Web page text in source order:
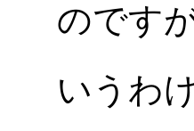
のです
いうわ